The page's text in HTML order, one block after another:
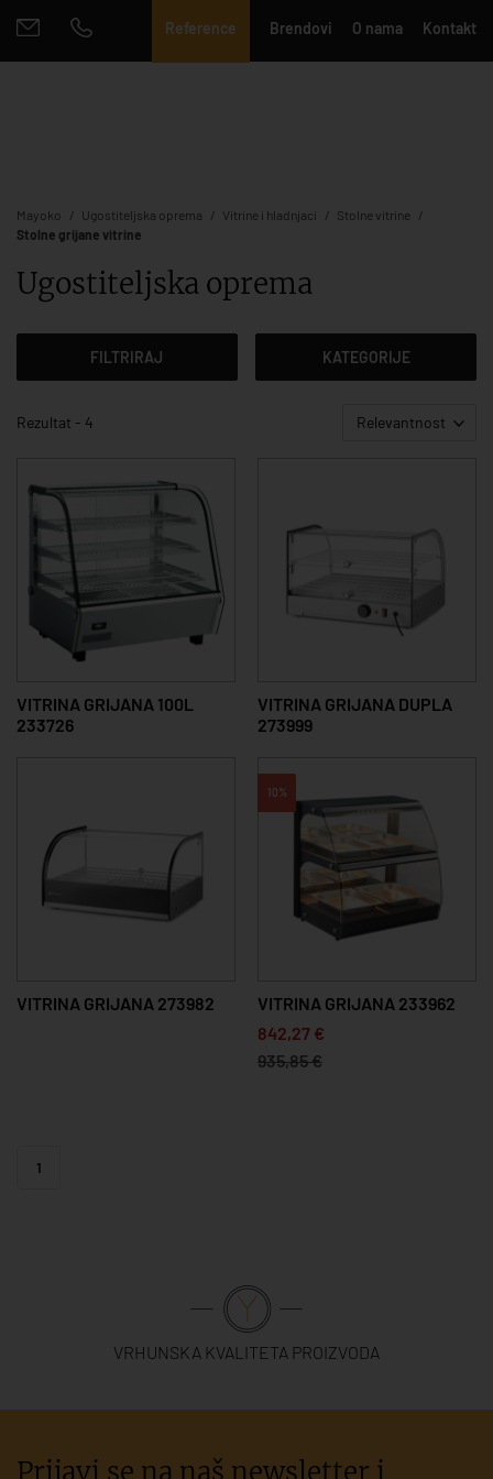
Reference Brendovi O nama Kontakt
Mayoko Ugostiteljska oprema Vitrine i hladnjaci
Stolne vitrine
Stolne grijane vitrine
Ugostiteljska oprema
FILTRIRAJ KATEGORIJE
Rezultat - 4 Relevantnost
VITRINA GRIJANA 100L
233726
VITRINA GRIJANA DUPLA
273999
VITRINA GRIJANA 273982
10%
VITRINA GRIJANA 233962
842,27 €
935,85 €
1
VRHUNSKA KVALITETA PROIZVODA
Prijavi se na naš newsletter i